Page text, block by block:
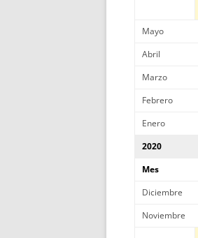
Mayo
Abril
Marzo
Febrero
Enero
2020
Mes
Diciembre
Noviembre